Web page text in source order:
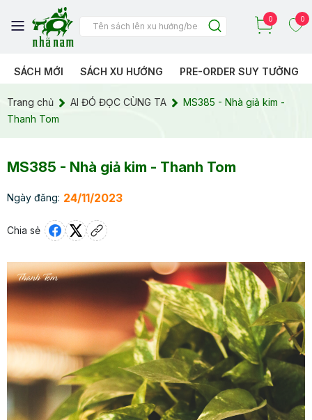
0 0
SÁCH MỚI SÁCH XU HƯỚNG PRE-ORDER SUY TƯỞNG
Trang chủ AI ĐÓ ĐỌC CÙNG TA
MS385 - Nhà giả kim -
Thanh Tom
MS385 - Nhà giả kim - Thanh Tom
Ngày đăng: 24/11/2023
Chia sẻ